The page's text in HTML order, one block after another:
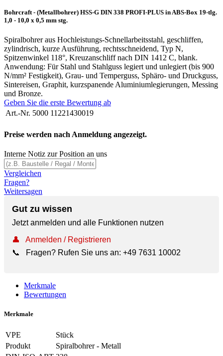
Bohrcraft - (Metallbohrer) HSS-G DIN 338 PROFI-PLUS in ABS-Box 19-tlg.
1,0 - 10,0 x 0,5 mm stg.
Spiralbohrer aus Hochleistungs-Schnellarbeitsstahl, geschliffen,
zylindrisch, kurze Ausführung, rechtsschneidend, Typ N,
Spitzenwinkel 118°, Kreuzanschliff nach DIN 1412 C, blank.
Anwendung: Für Stahl und Stahlguss legiert und unlegiert (bis 900
N/mm² Festigkeit), Grau- und Temperguss, Sphäro- und Druckguss,
Sintereisen, Graphit, kurzspanende Aluminiumlegierungen, Messing
und Bronze.
Geben Sie die erste Bewertung ab
Art.-Nr. 5000 11221430019
Preise werden nach Anmeldung angezeigt.
Interne Notiz zur Position an uns
Vergleichen
Fragen?
Weitersagen
Gut zu wissen
Jetzt anmelden und alle Funktionen nutzen
👤
Anmelden / Registrieren
📞
Fragen? Rufen Sie uns an: +49 7631 10002
Merkmale
Bewertungen
Merkmale
VPE
Stück
Produkt
Spiralbohrer - Metall